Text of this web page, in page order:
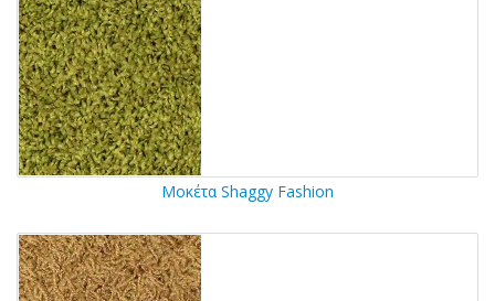
Μοκέτα Shaggy Fashion